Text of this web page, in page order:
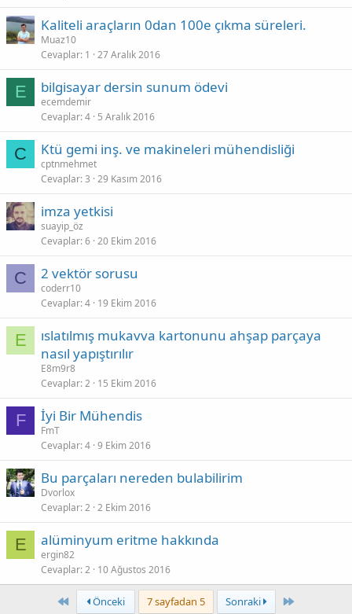
Kaliteli araçların 0dan 100e çıkma süreleri.
Muaz10
Cevaplar 1 27 Aralık 2016
E bilgisayar dersin sunum ödevi
ecemdemir
Cevaplar 4 5 Aralık 2016
C Ktü gemi inş. ve makineleri mühendisliği
cptnmehmet
Cevaplar 3 29 Kasım 2016
imza yetkisi
suayip_öz
Cevaplar 6 20 Ekim 2016
C 2 vektör sorusu
coderr10
Cevaplar 4 19 Ekim 2016
E
ıslatılmış mukavva kartonunu ahşap parçaya
nasıl yapıştırılır
E8m9r8
Cevaplar 2 15 Ekim 2016
F İyi Bir Mühendis
FmT
Cevaplar 4 9 Ekim 2016
Bu parçaları nereden bulabilirim
Dvorlox
Cevaplar 2 2 Ekim 2016
E alüminyum eritme hakkında
ergin82
Cevaplar 2 10 Ağustos 2016
First Önceki 7 sayfadan 5 Sonraki Last